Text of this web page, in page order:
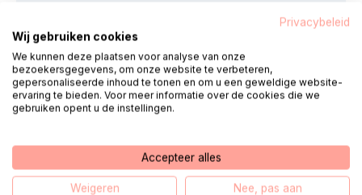
Algemene instellingen
الأمن الرقمي
تأكيد البريد الإلكتروني
Privacybeleid
Wij gebruiken cookies
We kunnen deze plaatsen voor analyse van onze
bezoekersgegevens, om onze website te verbeteren,
gepersonaliseerde inhoud te tonen en om u een geweldige website-
ervaring te bieden. Voor meer informatie over de cookies die we
gebruiken opent u de instellingen.
Accepteer alles
Weigeren Nee, pas aan